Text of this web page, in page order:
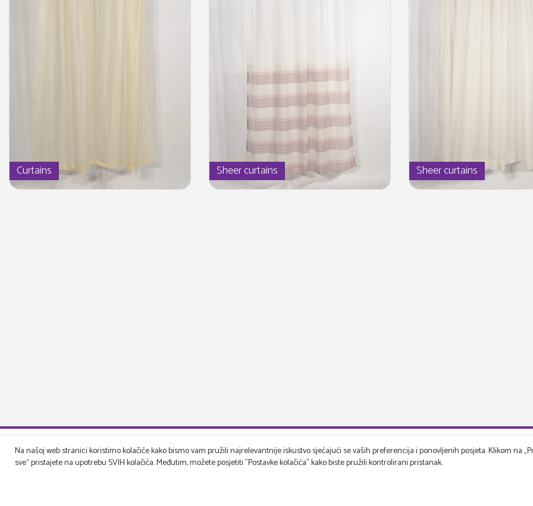
Curtains Sheer curtains Sheer curtains
Druga perspektiva User support
Na našoj web stranici koristimo kolačiće kako bismo vam pružili najrelevantnije iskustvo sjećajući se vaših preferencija i ponovljenih posjeta. Klikom na
sve“ pristajete na upotrebu SVIH kolačića. Međutim, možete posjetiti "Postavke kolačića" kako biste pružili kontrolirani pristanak.